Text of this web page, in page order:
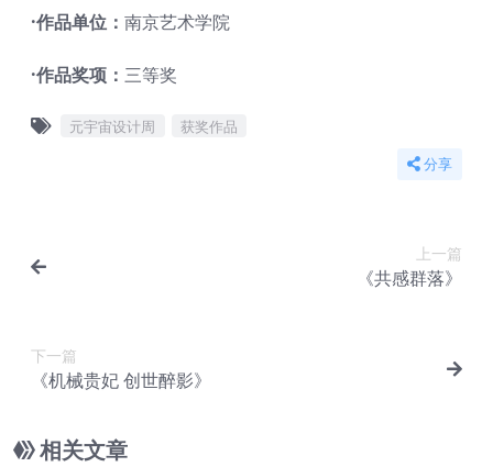
·作品单位： 南京艺术学院
·作品奖项： 三等奖
元宇宙设计周 获奖作品
分享
上一篇
《共感群落》
下一篇
《机械贵妃 创世醉影》
相关文章